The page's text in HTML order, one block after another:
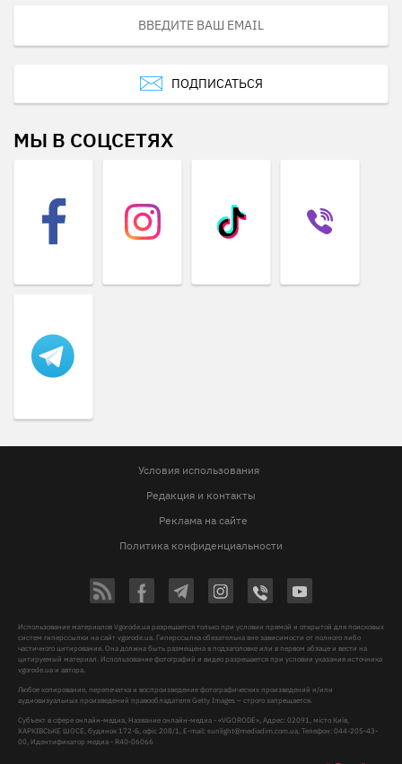
ПОДПИСАТЬСЯ
МЫ В СОЦСЕТЯХ
Условия использования
Редакция и контакты
Реклама на сайте
Политика конфиденциальности
Использование материалов Vgorode.ua разрешается только при условии прямой и открытой для поисковых
систем гиперссылки на сайт vgorode.ua. Гиперссылка обязательна вне зависимости от полного либо
частичного цитирования. Она должна быть размещена в подзаголовке или в первом абзаце и вести на
цитируемый материал. Использование фотографий и видео разрешается при условии указания источника
vgorode.ua и автора.
Любое копирование, перепечатка и воспроизведение фотографических произведений и/или
аудиовизуальных произведений правообладателя Getty Images – строго запрещается.
Субъект в сфере онлайн-медиа, Название онлайн-медиа - «VGORODE», Адрес: 02091, місто Київ,
ХАРКІВСЬКЕ ШОСЕ, будинок 172-Б, офіс 208/1, E-mail:sunlight@mediadim.com.ua , Телефон: 044-205-43-
00, Идентификатор медиа - R40-06066